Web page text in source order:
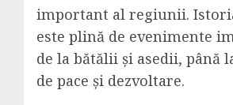
important al regiunii.
este plină de evenimente
de la bătălii și asedii, până
de pace și dezvoltare.